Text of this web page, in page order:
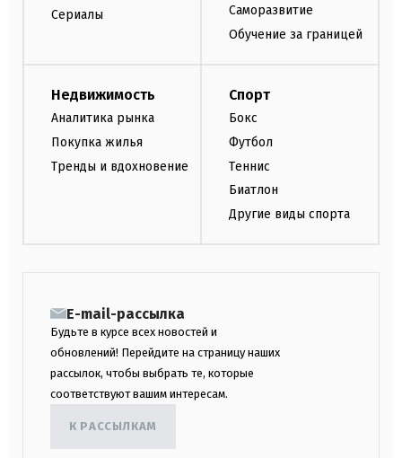
Сериалы
Саморазвитие
Обучение за границей
Недвижимость
Аналитика рынка
Покупка жилья
Тренды и вдохновение
Спорт
Бокс
Футбол
Теннис
Биатлон
Другие виды спорта
E-mail-рассылка
Будьте в курсе всех новостей и
обновлений! Перейдите на страницу наших
рассылок, чтобы выбрать те, которые
соответствуют вашим интересам.
К РАССЫЛКАМ